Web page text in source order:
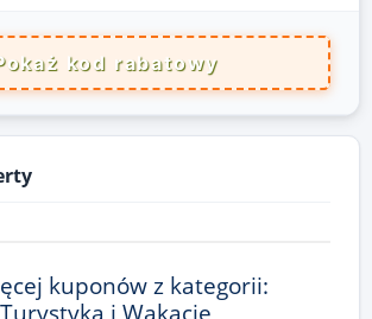
kod rabatowy
kuponów z kategorii:
Turystyka i Wakacje